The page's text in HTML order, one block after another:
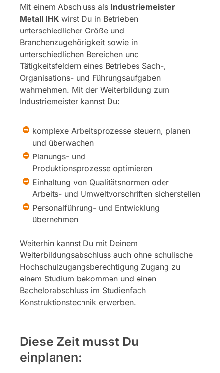
Mit einem Abschluss als Industriemeister
Metall IHK wirst Du in Betrieben
unterschiedlicher Größe und
Branchenzugehörigkeit sowie in
unterschiedlichen Bereichen und
Tätigkeitsfeldern eines Betriebes Sach-,
Organisations- und Führungsaufgaben
wahrnehmen. Mit der Weiterbildung zum
Industriemeister kannst Du:
komplexe Arbeitsprozesse steuern, planen
und überwachen
Planungs- und
Produktionsprozesse optimieren
Einhaltung von Qualitätsnormen oder
Arbeits- und Umweltvorschriften sicherstellen
Personalführung- und Entwicklung
übernehmen
Weiterhin kannst Du mit Deinem
Weiterbildungsabschluss auch ohne schulische
Hochschulzugangsberechtigung Zugang zu
einem Studium bekommen und einen
Bachelorabschluss im Studienfach
Konstruktionstechnik erwerben.
Diese Zeit musst Du
einplanen: